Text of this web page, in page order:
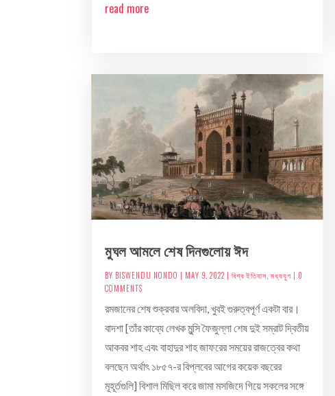
read more
মুঘল আমলে শেষ দিনগুলোয় ঈদ
BY BISWENDU NONDO | MAY 9, 2022 |বিশ্ব ইতিহাস,মধ্যযুগ | 0
COMMENTS
রমজানের শেষ শুক্রবার অলবিদা, খুবই গুরুত্বপূর্ণ একটা বার।
বাদশা [তাঁর কাব্যে লেখক মুন্সি ফৈজুল্লা শেষ দুই সম্রাট দ্বিতীয়
আকবর শাহ এবং বাহাদুর শাহ জাফরের সময়ের রাজত্বের কথা
বলছেন অর্থাৎ ১৮৫৭-র বিপ্লবের আগের কয়েক বছরের
মূহূর্তগুলি] বিশাল মিছিল করে জামা মসজিদে গিয়ে সকলের সঙ্গে